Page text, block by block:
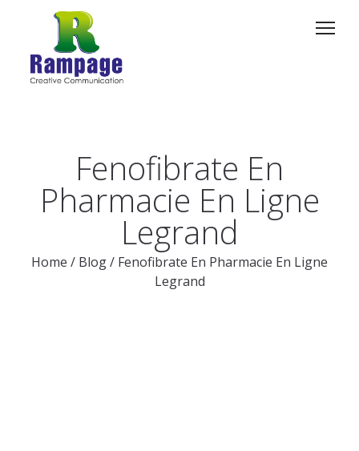
Fenofibrate En
Pharmacie En Ligne
Legrand
Home / Blog/ Fenofibrate En Pharmacie En Ligne
Legrand